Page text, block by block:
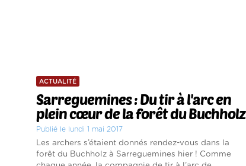
ACTUALITÉ
Sarreguemines : Du tir à l'arc en
plein cœur de la forêt du Buchholz
Publié le lundi 1 mai 2017
Les archers s’étaient donnés rendez-vous dans la
forêt du Buchholz à Sarreguemines hier ! Comme